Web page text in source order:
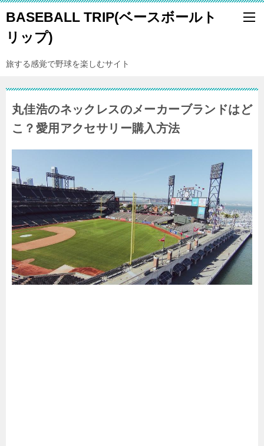
BASEBALL TRIP(ベースボールト
リップ)
旅する感覚で野球を楽しむサイト
丸佳浩のネックレスのメーカーブランドはど
こ？愛用アクセサリー購入方法